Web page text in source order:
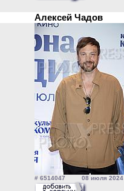
Алексей Чадов
# 6514047 08 июля 2024